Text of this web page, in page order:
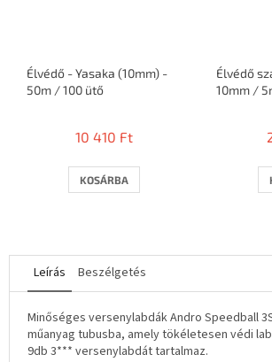
Élvédő - Yasaka (10mm) -
50m / 100 ütő
10 410 Ft
KOSÁRBA
Élvédő
10mm /
Leírás Beszélgetés
Minőséges versenylabdák Andro Speedball
műanyag tubusba, amely tökéletesen védi
9db 3*** versenylabdát tartalmaz.